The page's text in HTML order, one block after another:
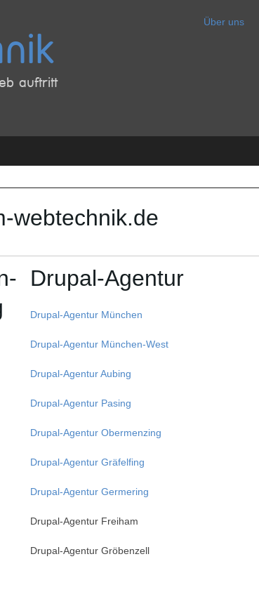
Über uns
auftritt
webtechnik.de
Drupal-Agentur
Drupal-Agentur München
Drupal-Agentur München-West
Drupal-Agentur Aubing
Drupal-Agentur Pasing
Drupal-Agentur Obermenzing
Drupal-Agentur Gräfelfing
Drupal-Agentur Germering
Drupal-Agentur Freiham
Drupal-Agentur Gröbenzell